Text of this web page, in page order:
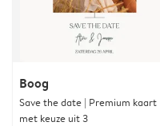
Boog
Save the date | Premium kaart
met keuze uit 3